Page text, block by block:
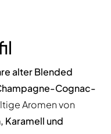
alter Blended
Cognac-
Aromen von
Karamell und